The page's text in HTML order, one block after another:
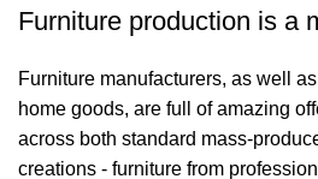
Furniture production is a
Furniture manufacturers, as well
home goods, are full of amazing
across both standard mass-
creations - furniture from